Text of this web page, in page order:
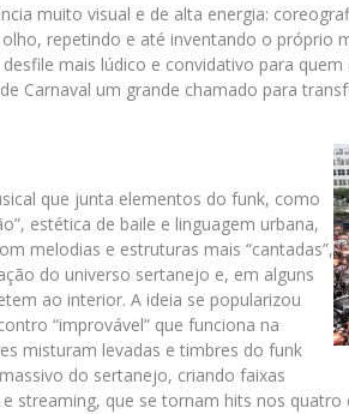
muito visual e de alta energia:
repetindo e até inventando o próprio
mais lúdico e convidativo para
Carnaval um grande chamado para
que junta elementos do funk, como
estética de baile e linguagem urbana,
melodias e estruturas mais “cantadas”,
do universo sertanejo e, em alguns
ao interior. A ideia se popularizou
“improvável” que funciona na
misturam levadas e timbres do funk
do sertanejo, criando faixas
streaming, que se tornam hits nos quatro